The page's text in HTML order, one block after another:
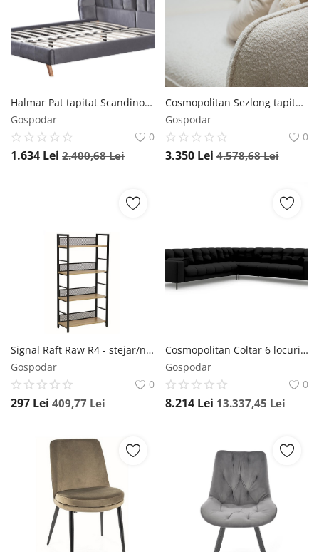
Halmar Pat tapitat Scandino velvet gri – 160 x 200 cm
Gospodar
0
1.634 Lei 2.400,68Lei
Cosmopolitan Sezlong tapitat Vienna plusat/picioare gold – L170 x l110 x h95
Gospodar
0
3.350 Lei 4.578,68Lei
Signal Raft Raw R4 - stejar/negru mat
Gospodar
0
297 Lei 409,77Lei
Cosmopolitan Coltar 6 locuri Bali tapitat/picioare negre – L256 x l256 x h75
Gospodar
0
8.214 Lei 13.337,45Lei